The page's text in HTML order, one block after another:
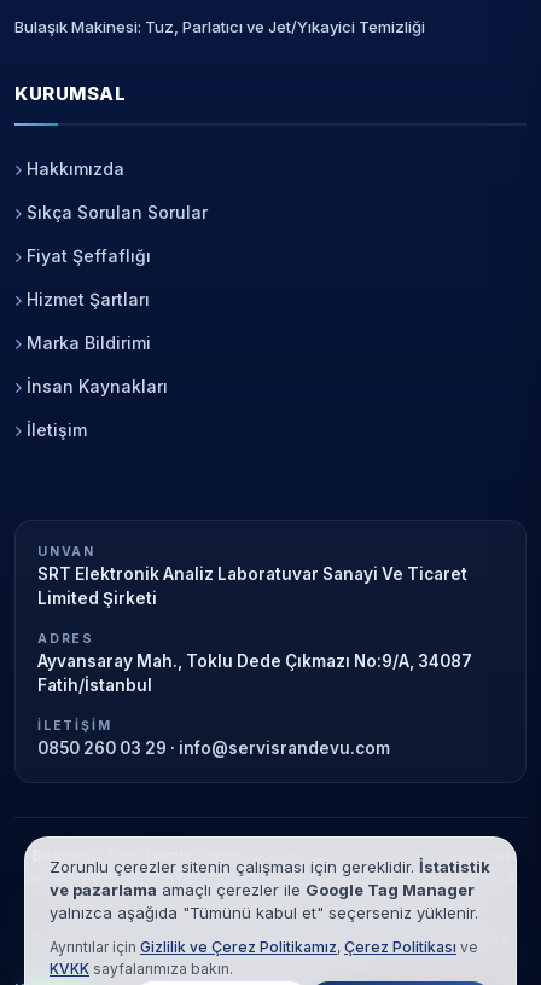
Bulaşık Makinesi: Tuz, Parlatıcı ve Jet/Yıkayici Temizliği
KURUMSAL
Hakkımızda
Sıkça Sorulan Sorular
Fiyat Şeffaflığı
Hizmet Şartları
Marka Bildirimi
İnsan Kaynakları
İletişim
UNVAN
SRT Elektronik Analiz Laboratuvar Sanayi Ve Ticaret
Limited Şirketi
ADRES
Ayvansaray Mah., Toklu Dede Çıkmazı No:9/A, 34087
Fatih/İstanbul
İLETIŞIM
0850 260 03 29 · info@servisrandevu.com
Garanti süresi sona ermiş veya özel
servis kapsamındaki cihazlar için hizmet verilir. Marka adları yalnızca
tanımlama amaçlıdır; yetkili servis ilişkisi bulunmamaktadır.
© 2026 SRT Elektronik Analiz Laboratuvar Sanayi Ve Ticaret Limited
Şirketi. Tüm hakları saklıdır.
Zorunlu çerezler sitenin çalışması için gereklidir. İstatistik
ve pazarlama amaçlı çerezler ile Google Tag Manager
yalnızca aşağıda "Tümünü kabul et" seçerseniz yüklenir.
Ayrıntılar için Gizlilik ve Çerez Politikamız, Çerez Politikası ve
KVKK sayfalarımıza bakın.